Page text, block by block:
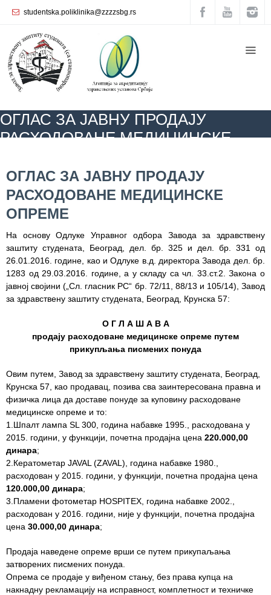
studentska.poliklinika@zzzzsbg.rs
ОГЛАС ЗА ЈАВНУ ПРОДАЈУ
РАСХОДОВАНЕ МЕДИЦИНСКЕ
ОГЛАС ЗА ЈАВНУ ПРОДАЈУ
РАСХОДОВАНЕ МЕДИЦИНСКЕ
ОПРЕМЕ
На основу Одлукe Управног одбора Завода за здравствену
заштиту студената, Београд, дел. бр. 325 и дел. бр. 331 од
26.01.2016. године, као и Одлуке в.д. директора Завода дел. бр.
1283 од 29.03.2016. године, а у складу са чл. 33.ст.2. Закона о
јавној својини („Сл. гласник РС“ бр. 72/11, 88/13 и 105/14), Завод
за здравствену заштиту студената, Београд, Крунска 57:
О Г Л А Ш А В А
продају расходоване медицинске опреме путем
прикупљања писмених понуда
Овим путем, Завод за здравствену заштиту студената, Београд,
Крунска 57, као продавац, позива сва заинтересована правна и
физичка лица да доставе понуде за куповину расходоване
медицинске опреме и то:
1.Шпалт лампа SL 300, година набавке 1995., расходована у
2015. години, у функцији, почетна продајна цена 220.000,00
динара;
2.Кератометар JAVAL (ZAVAL), година набавке 1980.,
расходован у 2015. години, у функцији, почетна продајна цена
120.000,00 динара;
3.Пламени фотометар HOSPITEX, година набавке 2002.,
расходован у 2016. години, није у функцији, почетна продајна
цена 30.000,00 динара;
Продаја наведене опреме врши се путем прикупаљања
затворених писмених понуда.
Опрема се продаје у виђеном стању, без права купца на
накнадну рекламацију на исправност, комплетност и техничке
Почетна
O
нама
организација
Служба
опште
медицине
здравствену
заштиту
Служба
стоматолошке
заштите
специјалистичко
консултативну
Служба за
унапређење
Служба за
медицинску
дијагностику